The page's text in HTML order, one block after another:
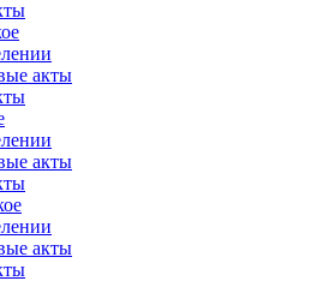
акты
акты
акты